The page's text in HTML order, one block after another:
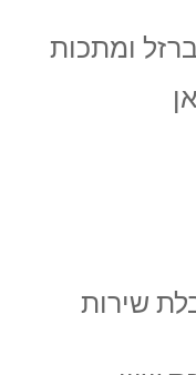
ומתכות